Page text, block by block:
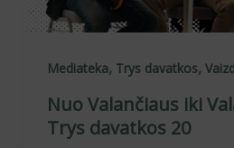
Mediateka, Trys davatkos,
Nuo Valančiaus iki
Trys davatkos 20